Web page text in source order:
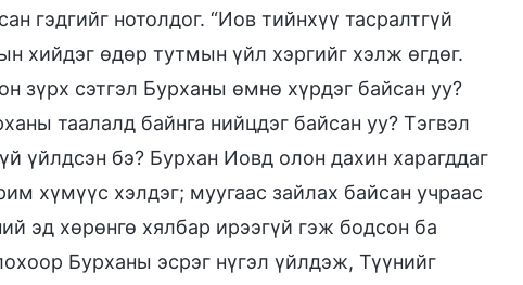
гэдгийг нотолдог. “Иов тийнхүү тасралтгүй
хийдэг өдөр тутмын үйл хэргийг хэлж өгдөг.
зүрх сэтгэл Бурханы өмнө хүрдэг байсан уу?
таалалд байнга нийцдэг байсан уу? Тэгвэл
үйлдсэн бэ? Бурхан Иовд олон дахин харагддаг
хүмүүс хэлдэг; муугаас зайлах байсан учраас
эд хөрөнгө хялбар ирээгүй гэж бодсон ба
Бурханы эсрэг нүгэл үйлдэж, Түүнийг